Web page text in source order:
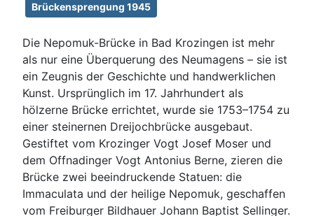
Brückensprengung 1945
Die Nepomuk-Brücke in Bad Krozingen ist mehr
als nur eine Überquerung des Neumagens – sie ist
ein Zeugnis der Geschichte und handwerklichen
Kunst. Ursprünglich im 17. Jahrhundert als
hölzerne Brücke errichtet, wurde sie 1753–1754 zu
einer steinernen Dreijochbrücke ausgebaut.
Gestiftet vom Krozinger Vogt Josef Moser und
dem Offnadinger Vogt Antonius Berne, zieren die
Brücke zwei beeindruckende Statuen: die
Immaculata und der heilige Nepomuk, geschaffen
vom Freiburger Bildhauer Johann Baptist Sellinger.